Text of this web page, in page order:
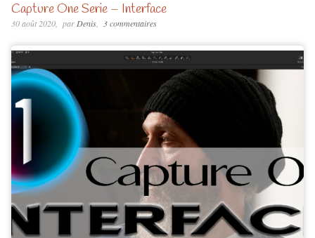
Capture One Serie – Interface
30 août 2020 par Denis 3 commentaires